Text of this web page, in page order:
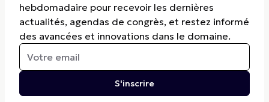
hebdomadaire pour recevoir les dernières
actualités, agendas de congrès, et restez informé
des avancées et innovations dans le domaine.
S'inscrire